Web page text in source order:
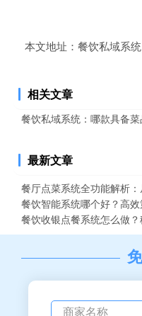
本文地址： 餐饮私域系
相关文章
餐饮私域系统：哪款具备菜
最新文章
餐厅点菜系统全功能解析
餐饮智能系统哪个好？高效
餐饮收银点餐系统怎么做